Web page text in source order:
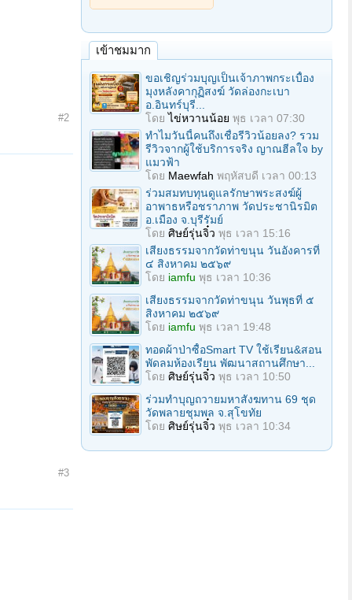
#2
#3
เข้าชมมาก
ขอเชิญร่วมบุญเป็นเจ้าภาพกระเบื้อง
มุงหลังคากุฏิสงฆ์ วัดล่องกะเบา
อ.อินทร์บุรี...
โดยไข่หวานน้อย พุธ เวลา 07:30
ทำไมวันนี้คนถึงเชื่อรีวิวน้อยลง? รวม
รีวิวจากผู้ใช้บริการจริง ญาณฮีลใจ by
แมวฟ้า
โดย Maewfah พฤหัสบดี เวลา 00:13
ร่วมสมทบทุนดูแลรักษาพระสงฆ์ผู้
อาพาธหรือชราภาพ วัดประชานิรมิต
อ.เมือง จ.บุรีรัมย์
โดย ศิษย์รุ่นจิ๋ว พุธ เวลา 15:16
เสียงธรรมจากวัดท่าขนุน วันอังคารที่
๔ สิงหาคม ๒๕๖๙
โดย iamfu พุธ เวลา 10:36
เสียงธรรมจากวัดท่าขนุน วันพุธที่ ๕
สิงหาคม ๒๕๖๙
โดย iamfu พุธ เวลา 19:48
ทอดผ้าป่าซื้อSmart TV ใช้เรียน&สอน
พัดลมห้องเรียน พัฒนาสถานศึกษา...
โดย ศิษย์รุ่นจิ๋ว พุธ เวลา 10:50
ร่วมทําบุญถวายมหาสังฆทาน 69 ชุด
วัดพลายชุมพล จ.สุโขทัย
โดย ศิษย์รุ่นจิ๋ว พุธ เวลา 10:34